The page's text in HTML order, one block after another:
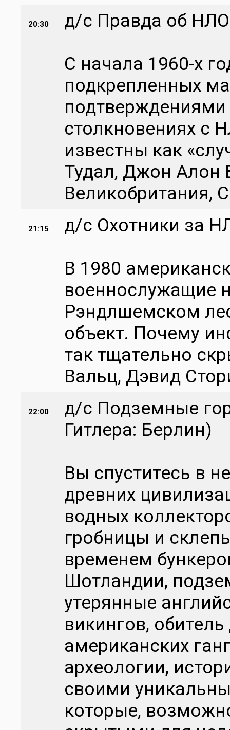
20:30
д/с Правда об
С начала 1960-х
подкрепленных
столкновениях с
известны как
Тудал, Джон Алон
Великобритания,
21:15
д/с Охотники за
В 1980
военнослужащие
Рэндлшемском
объект. Почему
так тщательно
Вальц, Дэвид
22:00
д/с Подземные
Гитлера: Берлин)
Вы спуститесь в
древних
водных
гробницы и
временем
Шотландии,
утерянные
викингов,
американских
археологии,
своими
которые,